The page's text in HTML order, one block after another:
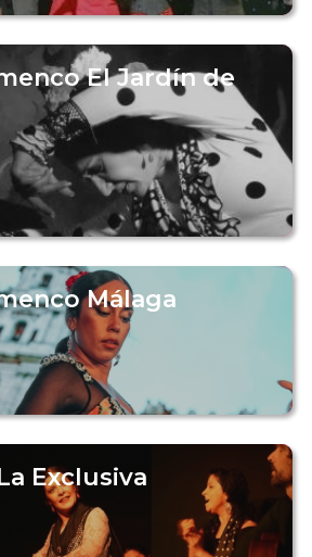
El Jardín de
Málaga
Exclusiva